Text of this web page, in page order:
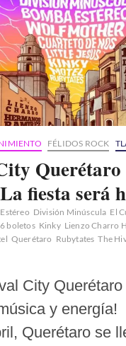
FÉLIDOS ROCK
Querétaro
fiesta será
División Minúscula El
boletos Kinky Lienzo Charro
Querétaro Rubytates The
City
y energía!
Querétaro se